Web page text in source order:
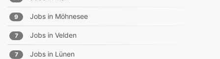
9 Jobs in Möhnesee
7 Jobs in Velden
7 Jobs in Lünen